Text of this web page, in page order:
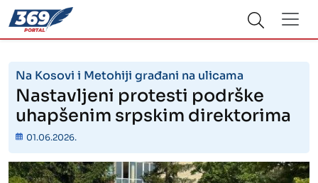
Na Kosovi i Metohiji građani na ulicama
Nastavljeni protesti podrške
uhapšenim srpskim direktorima
01.06.2026.